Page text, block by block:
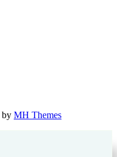
by MH Themes